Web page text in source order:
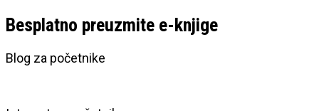
Besplatno preuzmite e-knjige
Blog za početnike